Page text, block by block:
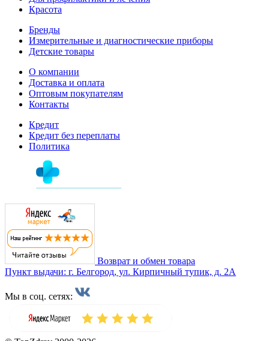
Красота
Бренды
Измерительные и диагностические приборы
Детские товары
О компании
Доставка и оплата
Оптовым покупателям
Контакты
Кредит
Кредит без переплаты
Политика
Возврат и обмен товара
Пункт выдачи: г. Белгород, ул. Кирпичный тупик, д. 2А
Мы в соц. сетях: